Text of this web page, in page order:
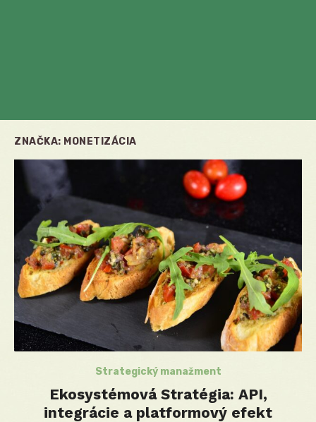
ZNAČKA: MONETIZÁCIA
Strategický manažment
Ekosystémová Stratégia: API,
integrácie a platformový efekt